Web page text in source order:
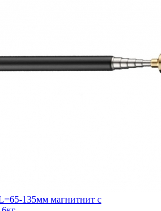
135мм магнитнит с